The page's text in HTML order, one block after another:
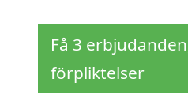
Få 3
förpliktelser